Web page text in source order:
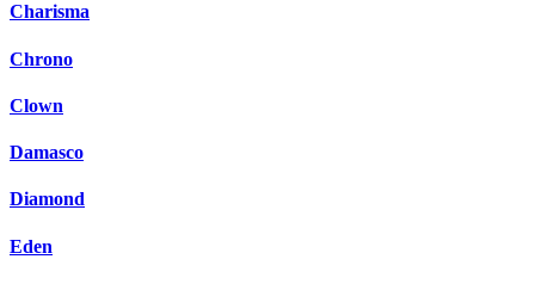
Charisma
Chrono
Clown
Damasco
Diamond
Eden